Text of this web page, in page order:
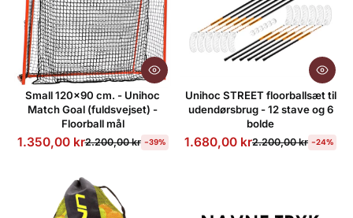
Small 120x90 cm. - Unihoc
Match Goal (fuldsvejset) -
Floorball mål
1.350,00 kr2.200,00 kr -39%
Unihoc STREET floorballsæt til
udendørsbrug - 12 stave og 6
bolde
1.680,00 kr2.200,00 kr -24%